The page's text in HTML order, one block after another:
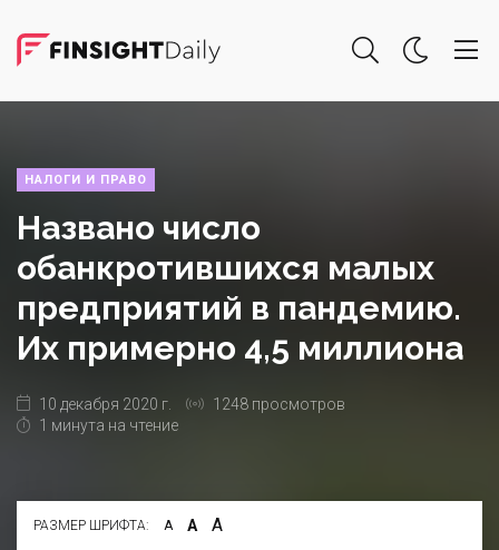
НАЛОГИ И ПРАВО
Названо число
обанкротившихся малых
предприятий в пандемию.
Их примерно 4,5 миллиона
10 декабря 2020 г.
1248 просмотров
1 минута на чтение
РАЗМЕР ШРИФТА: А А А